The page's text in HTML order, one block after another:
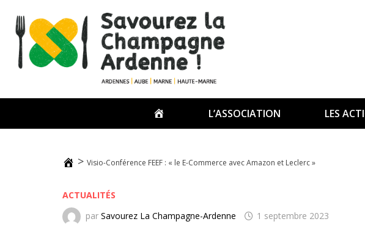
ACCUEIL L’ASSOCIATION LES
> Visio-Conférence FEEF : « le E-Commerce avec Amazon et Leclerc »
ACTUALITÉS
par Savourez La Champagne-Ardenne 1 septembre 2023